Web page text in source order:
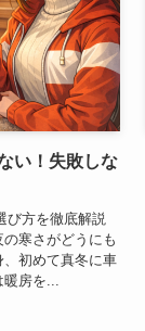
い！失敗しな
び方を徹底解説
寒さがどうにも
初めて真冬に車
房を...